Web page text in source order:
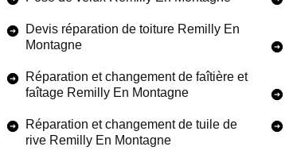
Devis réparation de toiture Remilly En
Montagne
Réparation et changement de faîtière et
faîtage Remilly En Montagne
Réparation et changement de tuile de
rive Remilly En Montagne